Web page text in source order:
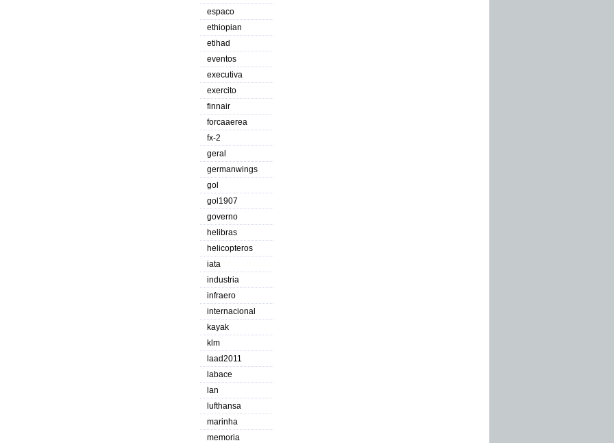
espaco
ethiopian
etihad
eventos
executiva
exercito
finnair
forcaaerea
fx-2
geral
germanwings
gol
gol1907
governo
helibras
helicopteros
iata
industria
infraero
internacional
kayak
klm
laad2011
labace
lan
lufthansa
marinha
memoria